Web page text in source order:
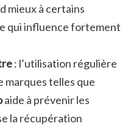
mieux à certains
qui influence fortement
: l’utilisation régulière
marques telles que
aide à prévenir les
la récupération